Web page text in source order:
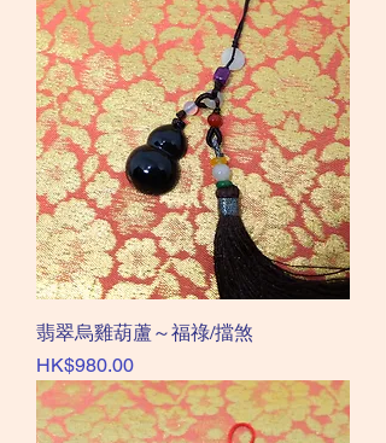
翡翠烏雞葫蘆～福祿/擋煞
價格
HK$980.00